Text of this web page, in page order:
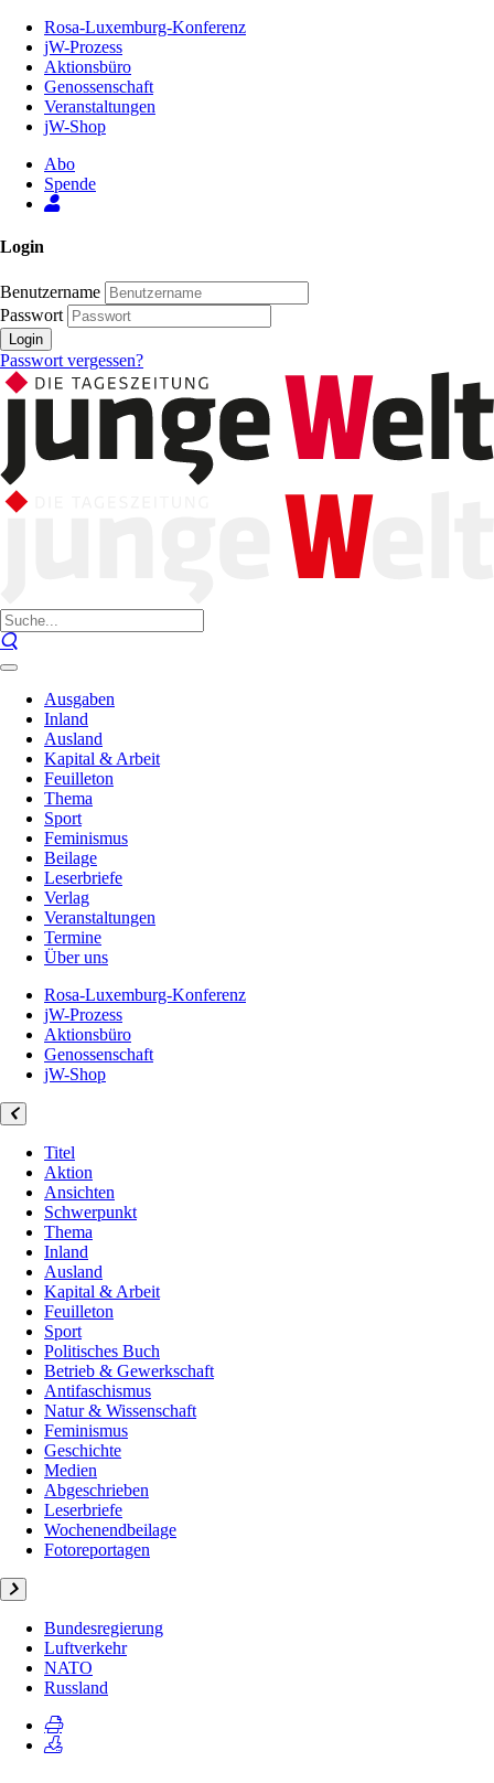
Inhalt
Seite
Rosa-Luxemburg-Konferenz
jW-Prozess
Aktionsbüro
Genossenschaft
Veranstaltungen
jW-Shop
Abo
Spende
Login
Benutzername
Passwort
Login
Passwort vergessen?
Ausgaben
Inland
Ausland
Kapital & Arbeit
Feuilleton
Thema
Sport
Feminismus
Beilage
Leserbriefe
Verlag
Veranstaltungen
Termine
Über uns
Rosa-Luxemburg-Konferenz
jW-Prozess
Aktionsbüro
Genossenschaft
jW-Shop
Titel
Aktion
Ansichten
Schwerpunkt
Thema
Inland
Ausland
Kapital & Arbeit
Feuilleton
Sport
Politisches Buch
Betrieb & Gewerkschaft
Antifaschismus
Natur & Wissenschaft
Feminismus
Geschichte
Medien
Abgeschrieben
Leserbriefe
Wochenendbeilage
Fotoreportagen
Bundesregierung
Luftverkehr
NATO
Russland